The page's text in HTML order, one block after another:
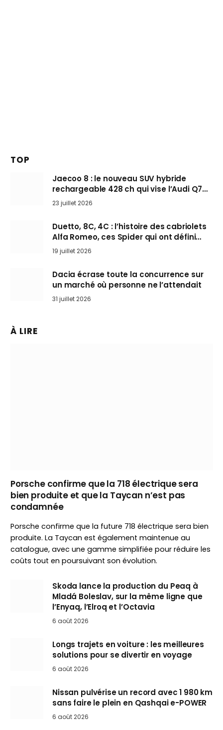
TOP
Jaecoo 8 : le nouveau SUV hybride
rechargeable 428 ch qui vise l’Audi Q7
arrive en Europe cet automne
23 juillet 2026
Duetto, 8C, 4C : l’histoire des cabriolets
Alfa Romeo, ces Spider qui ont défini
l’art de rouler cheveux au vent
19 juillet 2026
Dacia écrase toute la concurrence sur
un marché où personne ne l’attendait
31 juillet 2026
À LIRE
Porsche confirme que la 718 électrique sera
bien produite et que la Taycan n’est pas
condamnée
Porsche confirme que la future 718 électrique sera bien
produite. La Taycan est également maintenue au
catalogue, avec une gamme simplifiée pour réduire les
coûts tout en poursuivant son évolution.
Skoda lance la production du Peaq à
Mladá Boleslav, sur la même ligne que
l’Enyaq, l’Elroq et l’Octavia
6 août 2026
Longs trajets en voiture : les meilleures
solutions pour se divertir en voyage
6 août 2026
Nissan pulvérise un record avec 1 980 km
sans faire le plein en Qashqai e-POWER
6 août 2026